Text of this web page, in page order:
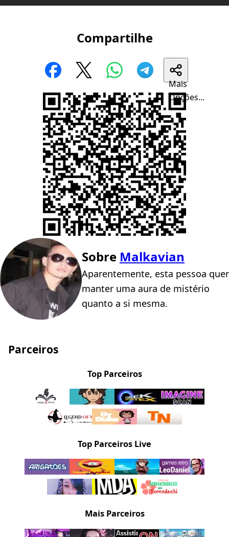
Compartilhe
Mais
Opções...
Sobre Malkavian
Aparentemente, esta pessoa quer
manter uma aura de mistério
quanto a si mesma.
Parceiros
Top Parceiros
Top Parceiros Live
Mais Parceiros